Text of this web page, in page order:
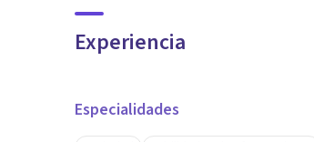
Experiencia
Especialidades